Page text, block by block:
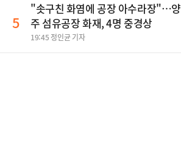
5
"솟구친 화염에 공장 아수라장"…양
주 섬유공장 화재, 4명 중경상
19:45 정인균 기자